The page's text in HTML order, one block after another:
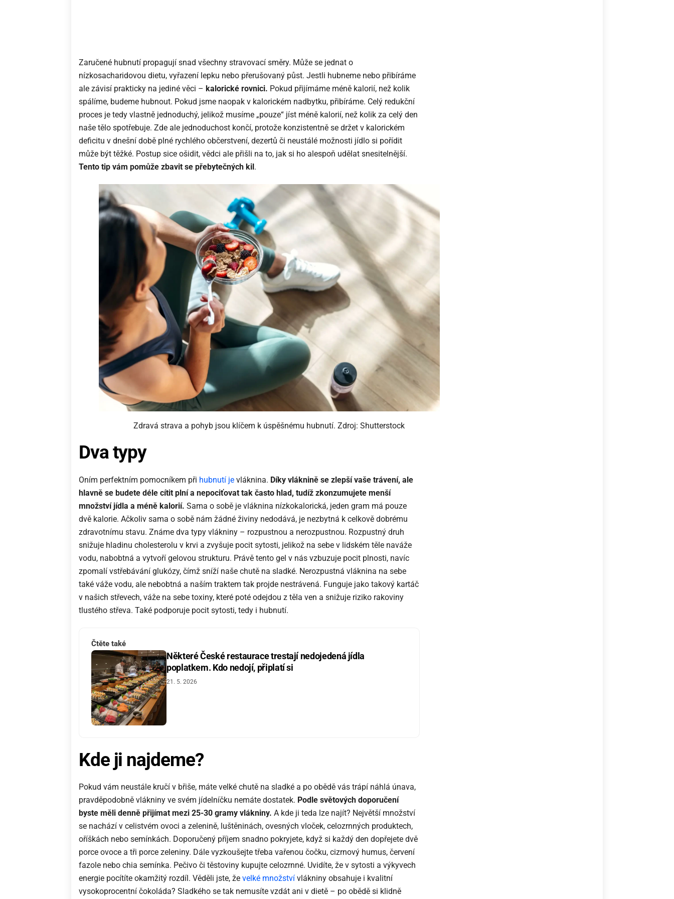
Zaručené hubnutí propagují snad všechny stravovací směry. Může se jednat o
nízkosacharidovou dietu, vyřazení lepku nebo přerušovaný půst. Jestli hubneme nebo přibíráme
ale závisí prakticky na jediné věci – kalorické rovnici. Pokud přijímáme méně kalorií, než kolik
spálíme, budeme hubnout. Pokud jsme naopak v kalorickém nadbytku, přibíráme. Celý redukční
proces je tedy vlastně jednoduchý, jelikož musíme „pouze“ jíst méně kalorií, než kolik za celý den
naše tělo spotřebuje. Zde ale jednoduchost končí, protože konzistentně se držet v kalorickém
deficitu v dnešní době plné rychlého občerstvení, dezertů či neustálé možnosti jídlo si pořídit
může být těžké. Postup sice ošidit, vědci ale přišli na to, jak si ho alespoň udělat snesitelnější.
Tento tip vám pomůže zbavit se přebytečných kil .
Zdravá strava a pohyb jsou klíčem k úspěšnému hubnutí. Zdroj: Shutterstock
Dva typy
Oním perfektním pomocníkem při hubnutí je vláknina. Díky vláknině se zlepší vaše trávení, ale
hlavně se budete déle cítit plní a nepociťovat tak často hlad, tudíž zkonzumujete menší
množství jídla a méně kalorií. Sama o sobě je vláknina nízkokalorická, jeden gram má pouze
dvě kalorie. Ačkoliv sama o sobě nám žádné živiny nedodává, je nezbytná k celkově dobrému
zdravotnímu stavu. Známe dva typy vlákniny – rozpustnou a nerozpustnou. Rozpustný druh
snižuje hladinu cholesterolu v krvi a zvyšuje pocit sytosti, jelikož na sebe v lidském těle naváže
vodu, nabobtná a vytvoří gelovou strukturu. Právě tento gel v nás vzbuzuje pocit plnosti, navíc
zpomalí vstřebávání glukózy, čímž sníží naše chutě na sladké. Nerozpustná vláknina na sebe
také váže vodu, ale nebobtná a naším traktem tak projde nestrávená. Funguje jako takový kartáč
v našich střevech, váže na sebe toxiny, které poté odejdou z těla ven a snižuje riziko rakoviny
tlustého střeva. Také podporuje pocit sytosti, tedy i hubnutí.
Čtěte také
Některé České restaurace trestají nedojedená jídla
poplatkem. Kdo nedojí, připlatí si
21. 5. 2026
Kde ji najdeme?
Pokud vám neustále kručí v břiše, máte velké chutě na sladké a po obědě vás trápí náhlá únava,
pravděpodobně vlákniny ve svém jídelníčku nemáte dostatek. Podle světových doporučení
byste měli denně přijímat mezi 25-30 gramy vlákniny. A kde ji teda lze najít? Největší množství
se nachází v celistvém ovoci a zelenině, luštěninách, ovesných vloček, celozrnných produktech,
oříškách nebo semínkách. Doporučený příjem snadno pokryjete, když si každý den dopřejete dvě
porce ovoce a tři porce zeleniny. Dále vyzkoušejte třeba vařenou čočku, cizrnový humus, červení
fazole nebo chia semínka. Pečivo či těstoviny kupujte celozrnné. Uvidíte, že v sytosti a výkyvech
energie pocítíte okamžitý rozdíl. Věděli jste, že velké množství vlákniny obsahuje i kvalitní
vysokoprocentní čokoláda? Sladkého se tak nemusíte vzdát ani v dietě – po obědě si klidně